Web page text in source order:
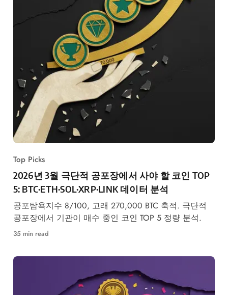
Top Picks
2026년 3월 극단적 공포장에서 사야 할 코인 TOP
5: BTC·ETH·SOL·XRP·LINK 데이터 분석
공포탐욕지수 8/100, 고래 270,000 BTC 축적. 극단적
공포장에서 기관이 매수 중인 코인 TOP 5 정량 분석.
35 min read